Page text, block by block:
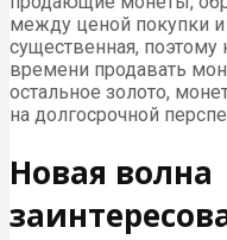
между ценой покупки
существенная,
времени продавать
остальное золото,
на долгосрочной
Новая волна